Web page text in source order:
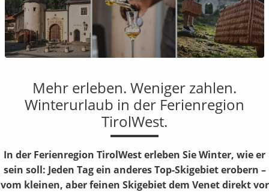
Mehr erleben. Weniger zahlen.
Winterurlaub in der Ferienregion
TirolWest.
In der Ferienregion TirolWest erleben Sie Winter, wie er
sein soll: Jeden Tag ein anderes Top-Skigebiet erobern –
vom kleinen, aber feinen Skigebiet dem Venet direkt vor